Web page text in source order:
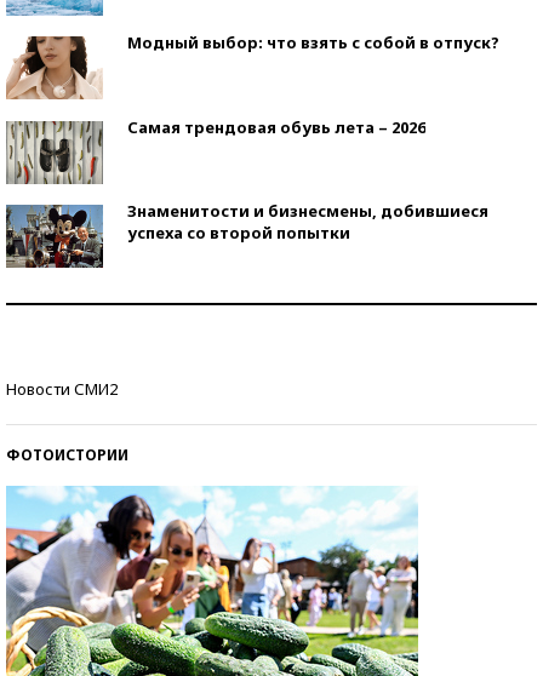
Модный выбор: что взять с собой в отпуск?
Самая трендовая обувь лета – 2026
Знаменитости и бизнесмены, добившиеся
успеха со второй попытки
Новости СМИ2
ФОТОИСТОРИИ